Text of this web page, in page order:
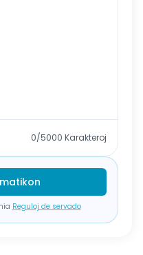
0/5000 Karakteroj
Reguloj de servado